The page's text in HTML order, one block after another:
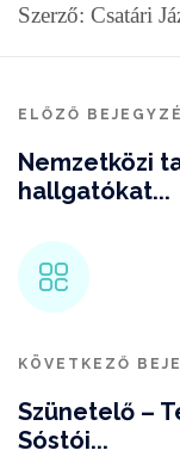
Szerző: Csatári
ELŐZŐ
Nemzetközi
hallgatókat...
KÖVETKEZŐ
Szünetelő –
Sóstói...